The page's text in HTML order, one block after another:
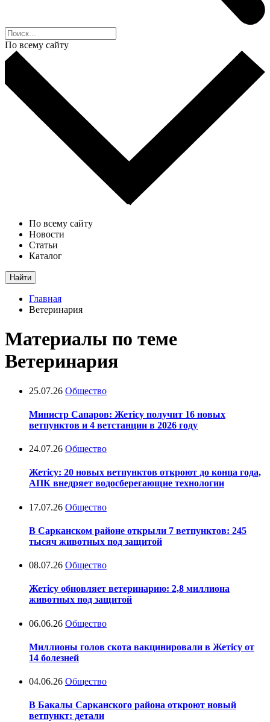
По всему сайту
По всему сайту
Новости
Статьи
Каталог
Найти
Главная
Ветеринария
Материалы по теме
Ветеринария
25.07.26 Общество
Министр Сапаров: Жетісу получит 16 новых
ветпунктов и 4 ветстанции в 2026 году
24.07.26 Общество
Жетісу: 20 новых ветпунктов откроют до конца года,
АПК внедряет водосберегающие технологии
17.07.26 Общество
В Сарканском районе открыли 7 ветпунктов: 245
тысяч животных под защитой
08.07.26 Общество
Жетісу обновляет ветеринарию: 2,8 миллиона
животных под защитой
06.06.26 Общество
Миллионы голов скота вакцинировали в Жетісу от
14 болезней
04.06.26 Общество
В Бакалы Сарканского района откроют новый
ветпункт: детали